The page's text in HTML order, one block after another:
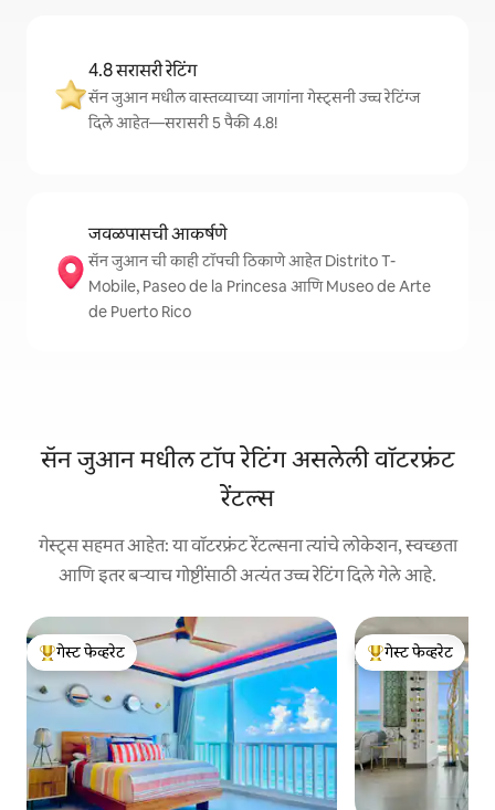
4.8 सरासरी रेटिंग
सॅन जुआन मधील वास्तव्याच्या जागांना गेस्ट्सनी उच्च रेटिंग्ज
दिले आहेत—सरासरी 5 पैकी 4.8!
जवळपासची आकर्षणे
सॅन जुआन ची काही टॉपची ठिकाणे आहेत Distrito T-
Mobile, Paseo de la Princesa आणि Museo de Arte
de Puerto Rico
सॅन जुआन मधील टॉप रेटिंग असलेली वॉटरफ्रंट
रेंटल्स
गेस्ट्स सहमत आहेत: या वॉटरफ्रंट रेंटल्सना त्यांचे लोकेशन, स्वच्छता
आणि इतर बऱ्याच गोष्टींसाठी अत्यंत उच्च रेटिंग दिले गेले आहे.
टॉप गेस्ट फेव्हरेट
गेस्ट फेव्हरेट
टॉप गेस्ट फेव्हरेट
गेस्ट फेव्हरेट